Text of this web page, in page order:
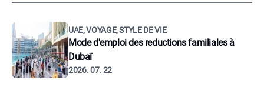
UAE, VOYAGE, STYLE DE VIE
Mode d'emploi des reductions familiales à
Dubaï
2026. 07. 22